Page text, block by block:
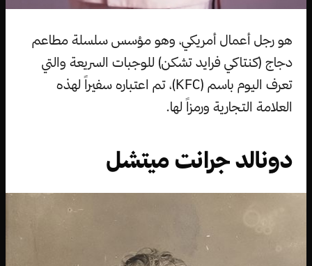
هو رجل أعمال أمريكي، وهو مؤسس سلسلة مطاعم
دجاج (كنتاكي فرايد تشكن) للوجبات السريعة والتي
تعرف اليوم باسم (KFC)، تم اعتباره سفيراً لهذه
العلامة التجارية ورمزاً لها.
دونالد جرانت ميتشل